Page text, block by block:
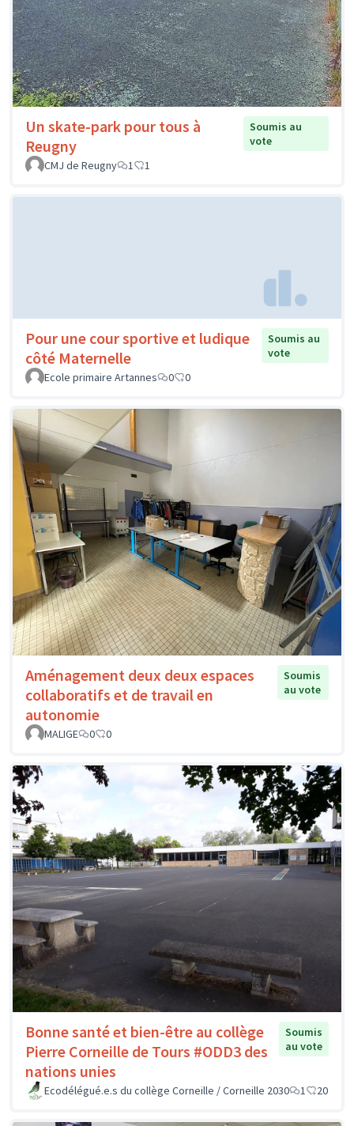
Un skate-park pour tous à
Reugny
Soumis au
vote
CMJ de Reugny
1 1
Pour une cour sportive et ludique
côté Maternelle
Soumis au
vote
Ecole primaire Artannes
0 0
Aménagement deux deux espaces
collaboratifs et de travail en
autonomie
Soumis
au vote
MALIGE 0 0
Bonne santé et bien-être au collège
Pierre Corneille de Tours #ODD3 des
nations unies
Soumis
au vote
Ecodélégué.e.s du collège Corneille / Corneille 2030 1 20